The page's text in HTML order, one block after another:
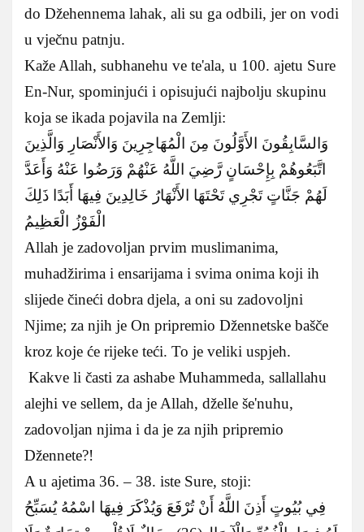
do Džehennema lahak, ali su ga odbili, jer on vodi
u vječnu patnju.
Kaže Allah, subhanehu ve te'ala, u 100. ajetu Sure
En-Nur, spominjući i opisujući najbolju skupinu
koja se ikada pojavila na Zemlji:
وَالسَّابِقُونَ الأَوَّلُونَ مِنَ الْمُهَاجِرِينَ وَالأَنْصَارِ وَالَّذِينَ
اتَّبَعُوهُمْ بِإِحْسَانٍ رَّضِيَ اللَّهُ عَنْهُمْ وَرَضُوا عَنْهُ وَأَعَدَّ
لَهُمْ جَنَّاتٍ تَجْرِي تَحْتَهَا الأَنْهَارُ خَالِدِينَ فِيهَا أَبَدًا ذَلِكَ
الْفَوْزُ الْعَظِيمُ
Allah je zadovoljan prvim muslimanima,
muhadžirima i ensarijama i svima onima koji ih
slijede čineći dobra djela, a oni su zadovoljni
Njime; za njih je On pripremio Džennetske bašče
kroz koje će rijeke teći. To je veliki uspjeh.
Kakve li časti za ashabe Muhammeda, sallallahu
alejhi ve sellem, da je Allah, dželle še'nuhu,
zadovoljan njima i da je za njih pripremio
Džennete?!
A u ajetima 36. – 38. iste Sure, stoji:
فِي بُيُوتٍ أَذِنَ اللَّهُ أَنْ تُرْفَعَ وَيُذْكَرَ فِيهَا اسْمُهُ يُسَبِّحُ